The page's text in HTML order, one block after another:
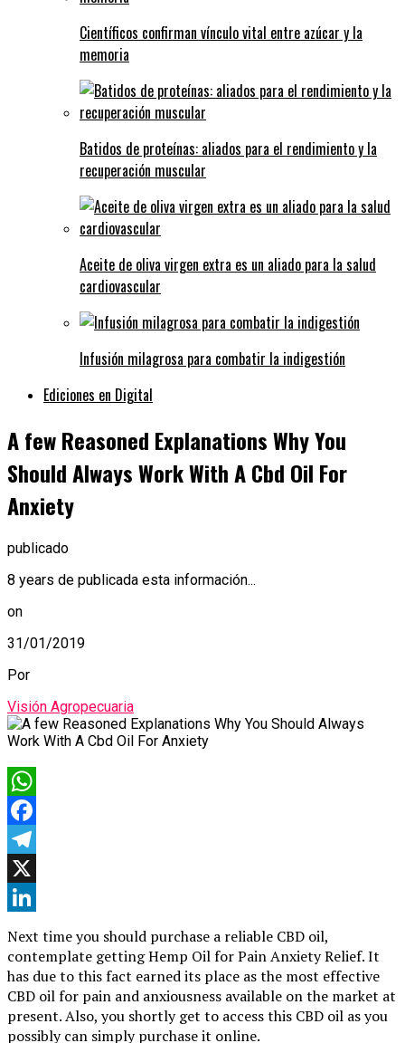
Científicos confirman vínculo vital entre azúcar y la
memoria
Batidos de proteínas: aliados para el rendimiento y la
recuperación muscular
Aceite de oliva virgen extra es un aliado para la salud
cardiovascular
Infusión milagrosa para combatir la indigestión
Ediciones en Digital
A few Reasoned Explanations Why You
Should Always Work With A Cbd Oil For
Anxiety
publicado
8 years de publicada esta información...
on
31/01/2019
Por
Visión Agropecuaria
WhatsApp
Facebook
Telegram
X
Next time you should purchase a reliable CBD oil,
contemplate getting Hemp Oil for Pain Anxiety Relief. It
has due to this fact earned its place as the most effective
CBD oil for pain and anxiousness available on the market at
present. Also, you shortly get to access this CBD oil as you
possibly can simply purchase it online.